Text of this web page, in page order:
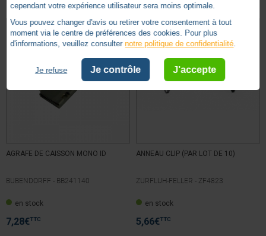
Voir tous les avis sur ce site
5étoiles
4étoiles
étoiles
Trier les avis
Avis vérifié
Bon produit, que dire de plus, ça fait le job
AGRAFE DE CAISSON MONO ID
BUBENDORFF - BB241140
en stock
7,28€TTC
ANNEAU CLIP (PAR LOT DE 10)
ZURFLUH-FELLER - ZF4823
en stock
5,66€TTC
cependant votre expérience utilisateur sera moins optimale.
Vous pouvez changer d'avis ou retirer votre consentement à tout
moment via le centre de préférences des cookies. Pour plus
d'informations, veuillez consulter notre politique de confidentialité.
Je refuse Je contrôle J'accepte